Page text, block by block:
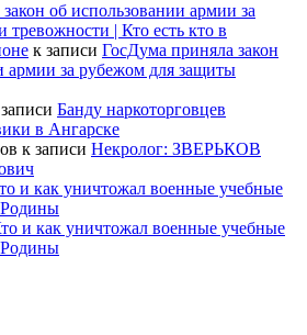
об использовании армии за
| Кто есть кто в
к записи ГосДума приняла закон
армии за рубежом для защиты
Банду наркоторговцев
в Ангарске
к записи Некролог: ЗВЕРЬКОВ
и как уничтожал военные учебные
Родины
и как уничтожал военные учебные
Родины